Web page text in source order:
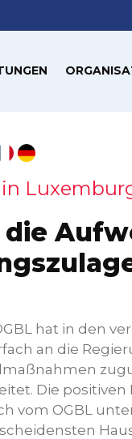
die
hat in den
an die
Die positiven
vom OGBL